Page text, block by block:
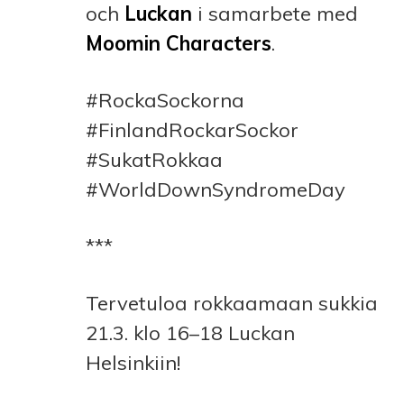
och Luckan i samarbete med
Moomin Characters.
#RockaSockorna
#FinlandRockarSockor
#SukatRokkaa
#WorldDownSyndromeDay
***
Tervetuloa rokkaamaan sukkia
21.3. klo 16–18 Luckan
Helsinkiin!